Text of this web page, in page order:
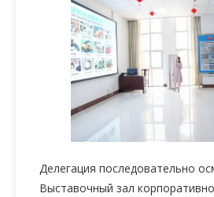
Делегация последовательно
Выставочный зал